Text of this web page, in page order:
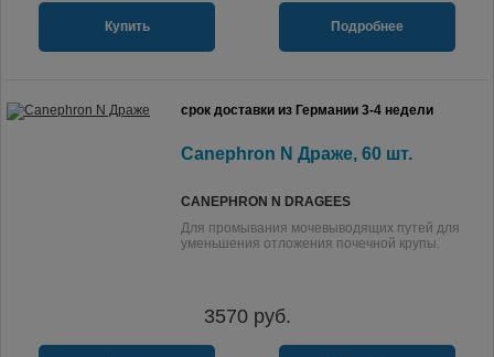
Купить Подробнее
срок доставки из Германии 3-4 недели
Canephron N Драже, 60 шт.
CANEPHRON N DRAGEES
Для промывания мочевыводящих путей для
уменьшения отложения почечной крупы.
3570руб.